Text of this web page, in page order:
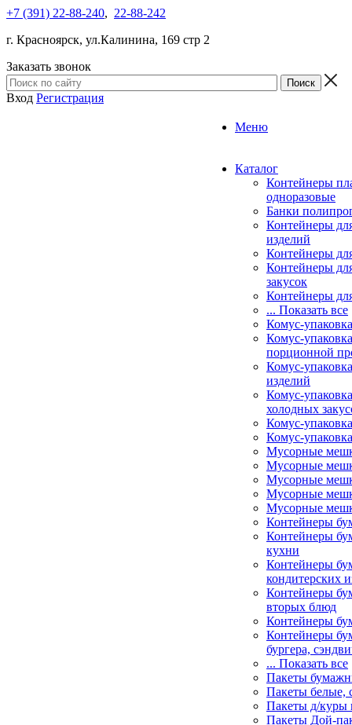
+7 (391) 22-88-240, 22-88-242
г. Красноярск, ул.Калинина, 169 стр 2
Заказать звонок
Вход Регистрация
Меню
Каталог
Контейнеры
одноразовые
Банки
Контейнеры
изделий
Контейнеры
Контейнеры
закусок
Контейнеры
... Показать все
Комус-упаковка
Комус-
порционной
Комус-
изделий
Комус-
холодных
Комус-
Комус-
Мусорные
Мусорные
Мусорные
Мусорные
Мусорные
Контейнеры
Контейнеры
кухни
Контейнеры
кондитерских
Контейнеры
вторых блюд
Контейнеры
Контейнеры
бургера,
... Показать все
Пакеты
Пакеты белые,
Пакеты д/куры
Пакеты Дой-